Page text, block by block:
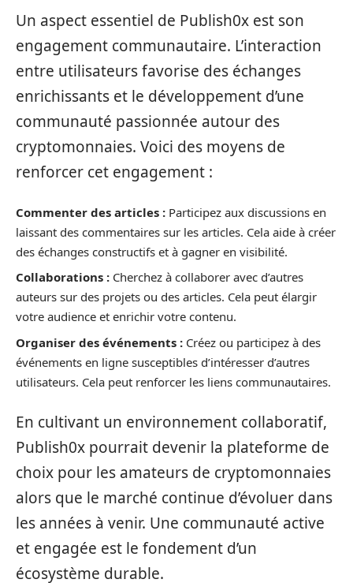
Un aspect essentiel de Publish0x est son
engagement communautaire. L’interaction
entre utilisateurs favorise des échanges
enrichissants et le développement d’une
communauté passionnée autour des
cryptomonnaies. Voici des moyens de
renforcer cet engagement :
Commenter des articles : Participez aux discussions en
laissant des commentaires sur les articles. Cela aide à créer
des échanges constructifs et à gagner en visibilité.
Collaborations : Cherchez à collaborer avec d’autres
auteurs sur des projets ou des articles. Cela peut élargir
votre audience et enrichir votre contenu.
Organiser des événements : Créez ou participez à des
événements en ligne susceptibles d’intéresser d’autres
utilisateurs. Cela peut renforcer les liens communautaires.
En cultivant un environnement collaboratif,
Publish0x pourrait devenir la plateforme de
choix pour les amateurs de cryptomonnaies
alors que le marché continue d’évoluer dans
les années à venir. Une communauté active
et engagée est le fondement d’un
écosystème durable.